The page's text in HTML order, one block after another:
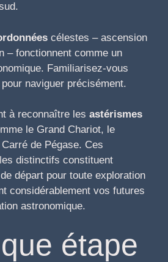
célestes – ascension
– fonctionnent comme un
Familiarisez-vous
naviguer précisément.
à reconnaître les astérismes
le Grand Chariot, le
de Pégase. Ces
distinctifs constituent
départ pour toute exploration
considérablement vos futures
astronomique.
étape